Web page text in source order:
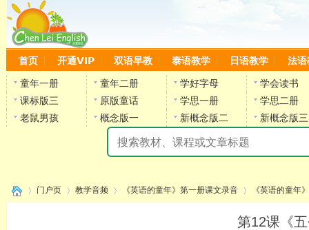
首页 开通VIP 双语早教 泰语教学 日语教学 法语
童年一册 童年二册 学好字母
学会读书
课标版三
原版童话 学思一册
学思二册
老鼠男孩
概念版一 新概念版二 新概念版三
门户页 教学音频 《英语的童年》第一册课文录音 《英语的童年
第12课《